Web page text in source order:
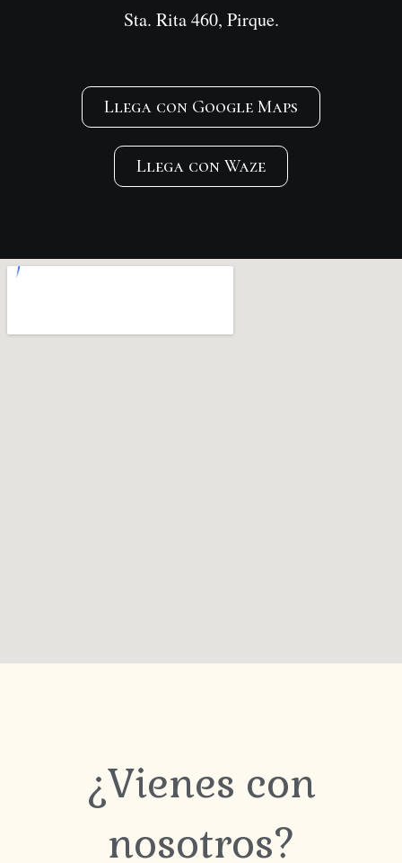
Sta. Rita 460, Pirque.
Llega con Google Maps
Llega con Waze
¿Vienes con
nosotros?